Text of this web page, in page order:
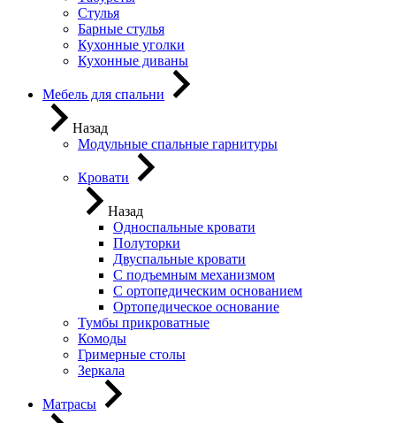
Стулья
Барные стулья
Кухонные уголки
Кухонные диваны
Мебель для спальни
Назад
Модульные спальные гарнитуры
Кровати
Назад
Односпальные кровати
Полуторки
Двуспальные кровати
С подъемным механизмом
С ортопедическим основанием
Ортопедическое основание
Тумбы прикроватные
Комоды
Гримерные столы
Зеркала
Матрасы